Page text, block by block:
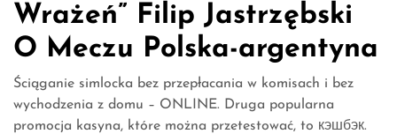
Wrażeń” Filip Jastrzębski
O Meczu Polska-argentyna
Ściąganie simlocka bez przepłacania w komisach i bez
wychodzenia z domu – ONLINE. Druga popularna
promocja kasyna, które można przetestować, to кэшбэк.